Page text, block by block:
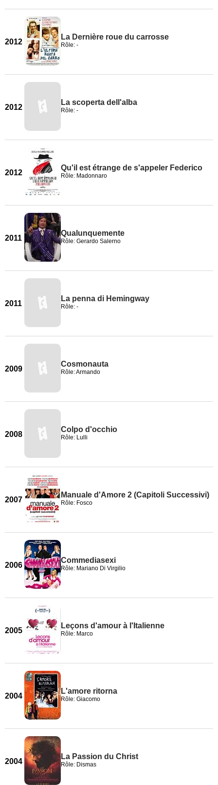
2012
La Dernière roue du carrosse
Rôle: -
2012
La scoperta dell'alba
Rôle: -
2012
Qu'il est étrange de s'appeler Federico
Rôle: Madonnaro
2011
Qualunquemente
Rôle: Gerardo Salerno
2011
La penna di Hemingway
Rôle: -
2009
Cosmonauta
Rôle: Armando
2008
Colpo d'occhio
Rôle: Lulli
2007
Manuale d'Amore 2 (Capitoli Successivi)
Rôle: Fosco
2006
Commediasexi
Rôle: Mariano Di Virgilio
2005
Leçons d'amour à l'Italienne
Rôle: Marco
2004
L'amore ritorna
Rôle: Giacomo
2004
La Passion du Christ
Rôle: Dismas